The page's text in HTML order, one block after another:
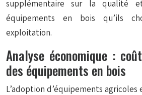
supplémentaire sur la qualité
équipements en bois qu’ils
exploitation.
Analyse économique :
des équipements en bois
L’adoption d’équipements